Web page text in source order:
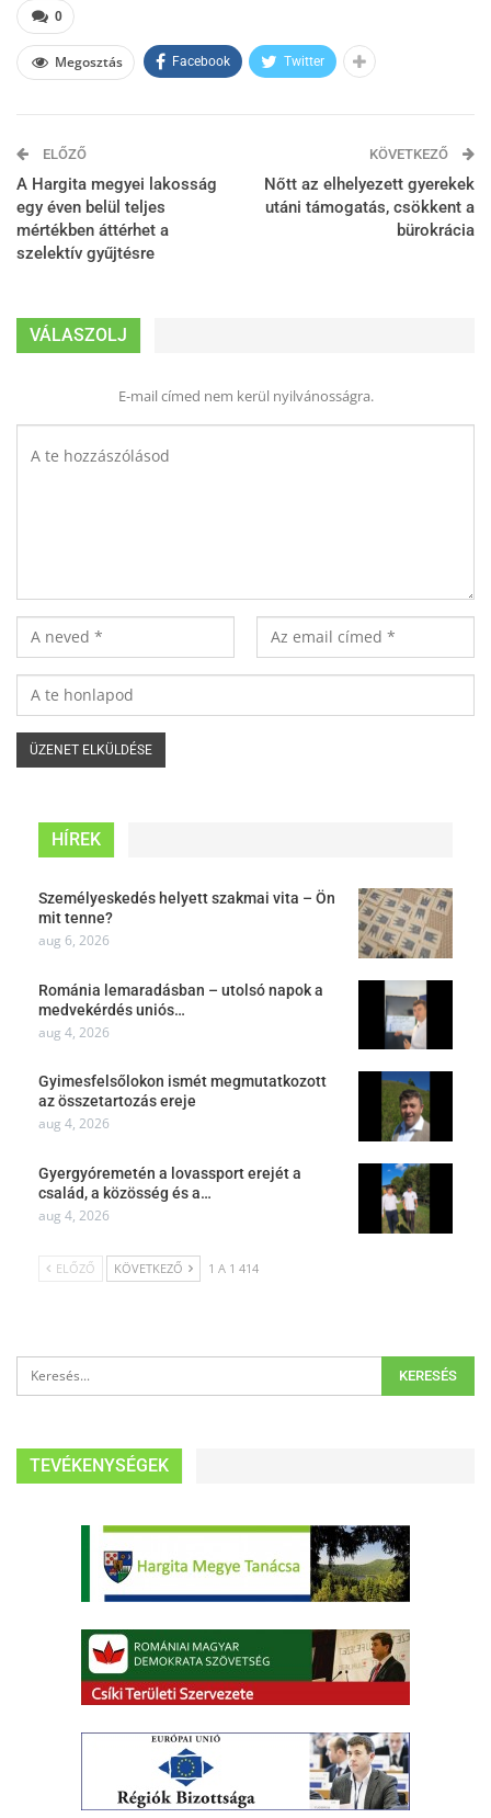
0
Megosztás Facebook Twitter
ELŐZŐ
A Hargita megyei lakosság
egy éven belül teljes
mértékben áttérhet a
szelektív gyűjtésre
KÖVETKEZŐ
Nőtt az elhelyezett gyerekek
utáni támogatás, csökkent a
bürokrácia
VÁLASZOLJ
E-mail címed nem kerül nyilvánosságra.
HÍREK
Személyeskedés helyett szakmai vita – Ön
mit tenne?
aug 6, 2026
Románia lemaradásban – utolsó napok a
medvekérdés uniós…
aug 4, 2026
Gyimesfelsőlokon ismét megmutatkozott
az összetartozás ereje
aug 4, 2026
Gyergyóremetén a lovassport erejét a
család, a közösség és a…
aug 4, 2026
ELŐZŐ KÖVETKEZŐ 1 A 1 414
TEVÉKENYSÉGEK